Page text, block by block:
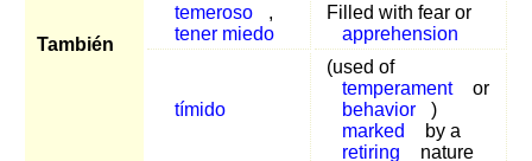
También
temeroso
,
tener miedo
Filled with fear or
apprehension
tímido
(used of
temperament
or
behavior
)
marked
by a
retiring
nature